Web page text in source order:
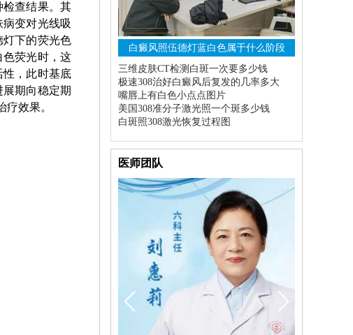
查结果。其
变对光线吸
下的荧光色
荧光时，这
，此时基底
期向稳定期
效果。
白癜风照伍德灯蓝白色属于什么阶段
三维皮肤CT检测白斑一次要多少钱
极速308治好白癜风后复发的几率多大
嘴唇上有白色小点点图片
美国308准分子激光照一个斑多少钱
白斑照308激光恢复过程图
医师团队